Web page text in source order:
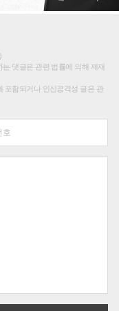
댓글은 관련 법률에 의해 제재
포함되거나 인신공격성 글은 관